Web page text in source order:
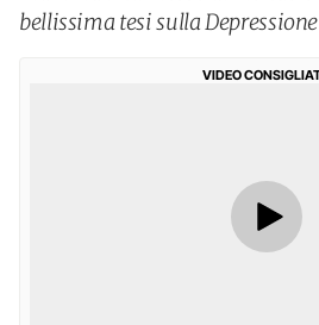
bellissima tesi sulla
VIDEO